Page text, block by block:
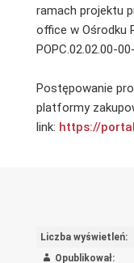
ramach projektu
office w Ośrodku
POPC.02.02.00-
Postępowanie
platformy
link: https://
Liczba wyświetleń:
Opublikował: